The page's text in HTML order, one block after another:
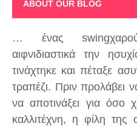
ABOUT OUR BLOG
… ένας
αιφνιδιαστικά την
τινάχτηκε και πέταξε
τραπέζι. Πριν προλάβει
να αποτινάξει για όσο
καλλιτέχνη, η φίλη